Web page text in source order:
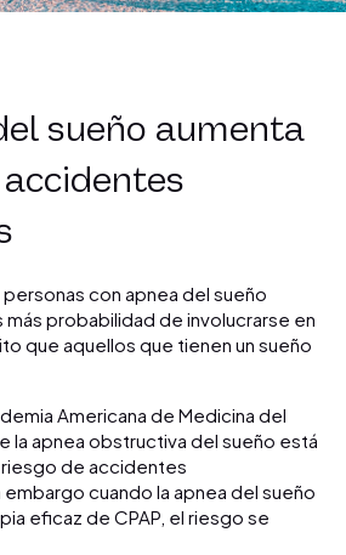
sueño aumenta
personas con apnea del sueño
más probabilidad de involucrarse en
que aquellos que tienen un sueño
Americana de Medicina del
la apnea obstructiva del sueño está
riesgo de accidentes
cuando la apnea del sueño
eficaz de CPAP, el riesgo se